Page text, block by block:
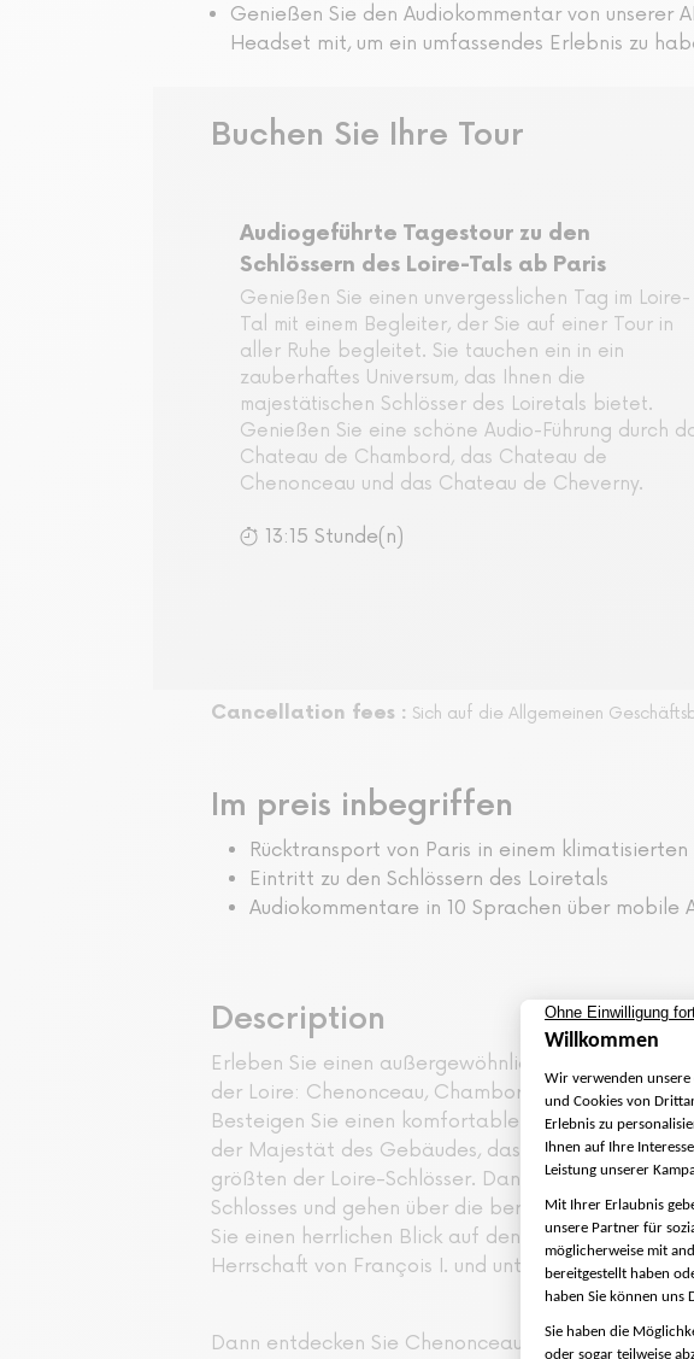
Genießen Sie den Audiokommentar von unserer
Headset mit, um ein umfassendes Erlebnis zu
Buchen Sie Ihre Tour
Audiogeführte Tagestour zu den
Schlössern des Loire-Tals ab Paris
Genießen Sie einen unvergesslichen Tag im Loire-
Tal mit einem Begleiter, der Sie auf einer Tour in
aller Ruhe begleitet. Sie tauchen ein in ein
zauberhaftes Universum, das Ihnen die
majestätischen Schlösser des Loiretals bietet.
Genießen Sie eine schöne Audio-Führung durch
Chateau de Chambord, das Chateau de
Chenonceau und das Chateau de Cheverny.
13:15 Stunde(n)
Cancellation fees : Sich auf die Allgemeinen
Im preis inbegriffen
Rücktransport von Paris in einem klimatisierten
Eintritt zu den Schlössern des Loiretals
Audiokommentare in 10 Sprachen über
Description
Erleben Sie einen außergewöhnlichen Tag im
der Loire: Chenonceau, Chambord und Cheverny,
Besteigen Sie einen komfortablen, klimatisierten
der Majestät des Gebäudes, das sich vor Ihnen
größten der Loire-Schlösser. Dank eines
Schlosses und gehen über die berühmte
Sie einen herrlichen Blick auf den Park, während
Herrschaft von François I. und unter Mitwirkung
Dann entdecken Sie Chenonceau. Sie fahren